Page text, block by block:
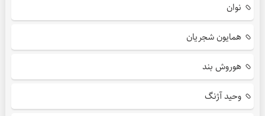
نوان
همایون شجریان
هوروش بند
وحید آژنگ